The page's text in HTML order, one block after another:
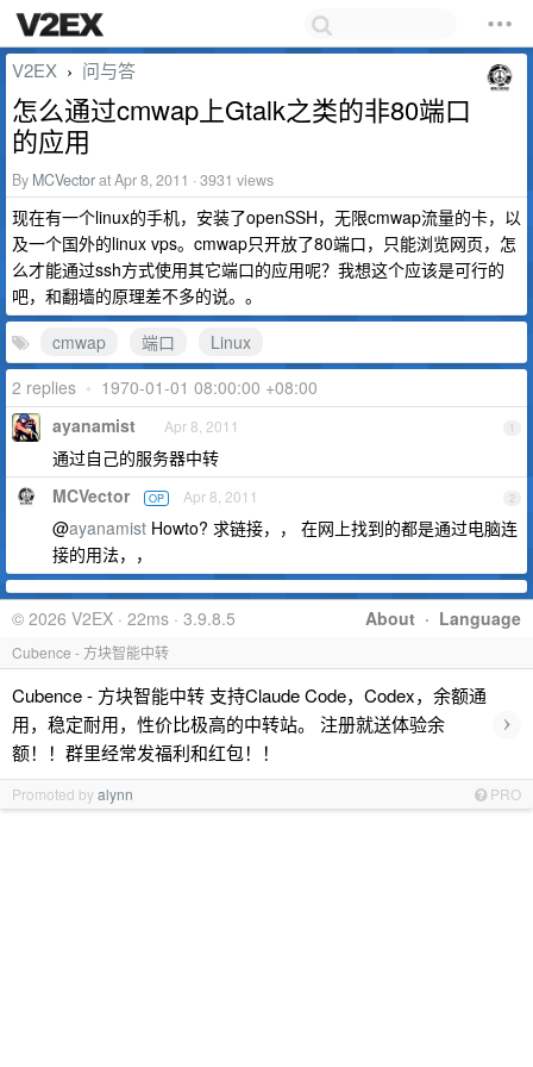
V2EX › 问与答
怎么通过cmwap上Gtalk之类的非80端口
的应用
By MCVectorat Apr 8, 2011 · 3931 views
现在有一个linux的手机，安装了openSSH，无限cmwap流量的卡，以
及一个国外的linux vps。cmwap只开放了80端口，只能浏览网页，怎
么才能通过ssh方式使用其它端口的应用呢？我想这个应该是可行的
吧，和翻墙的原理差不多的说。。
cmwap
端口
Linux
2 replies • 1970-01-01 08:00:00 +08:00
1
ayanamist Apr 8, 2011
通过自己的服务器中转
2
MCVector OP Apr 8, 2011
@ayanamist Howto? 求链接，， 在网上找到的都是通过电脑连
接的用法，，
About · Language
© 2026 V2EX · 22ms · 3.9.8.5
Cubence - 方块智能中转
Cubence - 方块智能中转 支持Claude Code，Codex，余额通
用，稳定耐用，性价比极高的中转站。 注册就送体验余
额！！群里经常发福利和红包！！
›
Promoted byalynn PRO